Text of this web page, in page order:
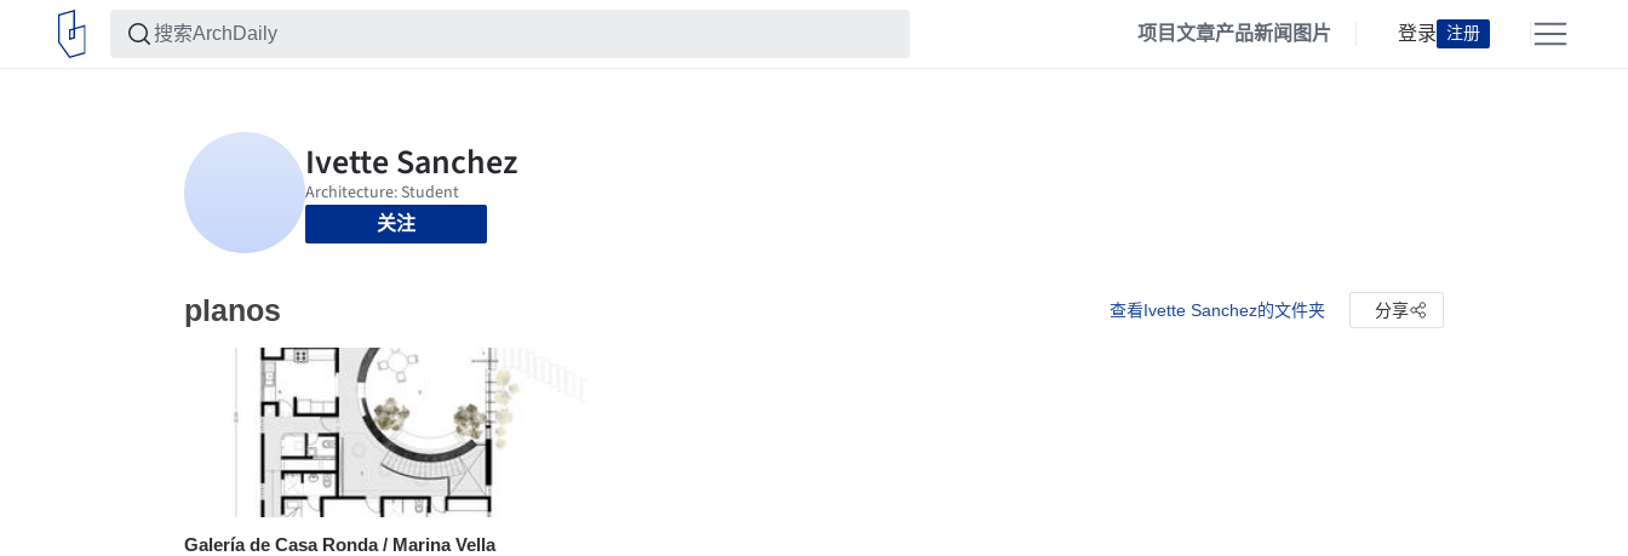
项目文章产品新闻 图片 登录 注册
关注
planos 查看Ivette Sanchez的文件夹 分享
Galería de Casa Ronda / Marina Vella